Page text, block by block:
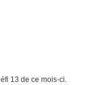
13 de ce mois-ci.